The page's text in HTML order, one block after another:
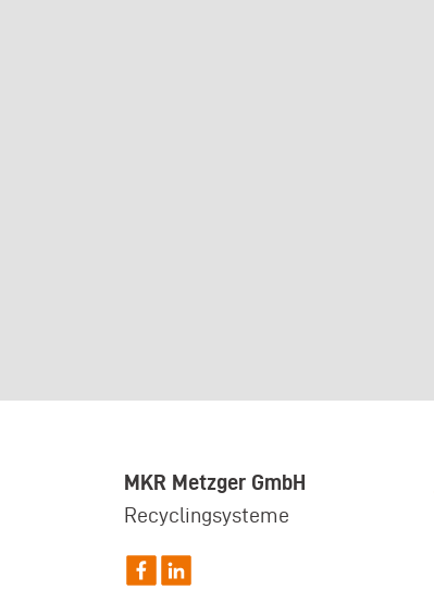
MKR Metzger GmbH
Recyclingsysteme